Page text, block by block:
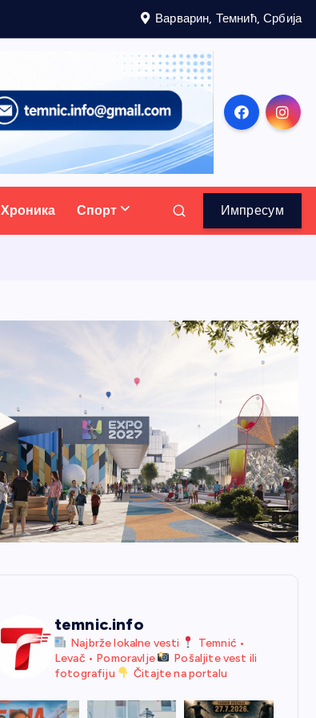
Варварин, Темнић, Србија
Хроника Спорт Импресум
temnic.info
Najbrže lokalne vesti
Temnić •
Levač • Pomoravlje
Pošaljite vest ili
fotografiju
Čitajte na portalu